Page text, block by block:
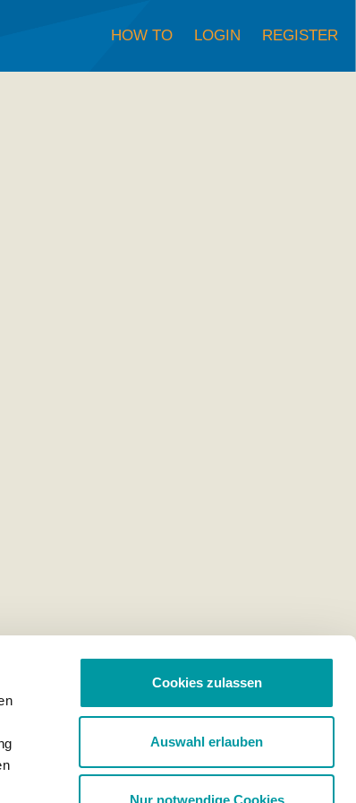
Cookies zulassen
Auswahl erlauben
Nur notwendige Cookies
HOW TO LOGIN REGISTER